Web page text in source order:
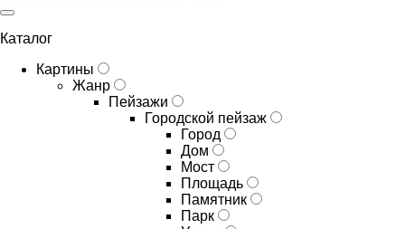
Каталог
Картины
Жанр
Пейзажи
Городской пейзаж
Город
Дом
Мост
Площадь
Памятник
Парк